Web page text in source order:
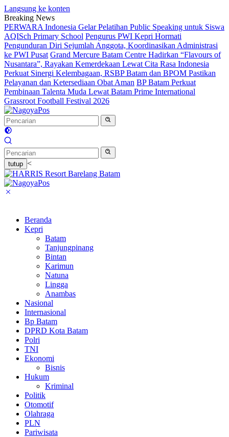
Langsung ke konten
Breaking News
PERWARA Indonesia Gelar Pelatihan Public Speaking untuk Siswa
AQISch Primary School Pengurus PWI Kepri Hormati
Pengunduran Diri Sejumlah Anggota, Koordinasikan Administrasi
ke PWI Pusat Grand Mercure Batam Centre Hadirkan “Flavours of
Nusantara”, Rayakan Kemerdekaan Lewat Cita Rasa Indonesia
Perkuat Sinergi Kelembagaan, RSBP Batam dan BPOM Pastikan
Pelayanan dan Ketersediaan Obat Aman BP Batam Perkuat
Pembinaan Talenta Muda Lewat Batam Prime International
Grassroot Football Festival 2026
tutup <
Beranda
Kepri
Batam
Tanjungpinang
Bintan
Karimun
Natuna
Lingga
Anambas
Nasional
Internasional
Bp Batam
DPRD Kota Batam
Polri
TNI
Ekonomi
Bisnis
Hukum
Kriminal
Politik
Otomotif
Olahraga
PLN
Pariwisata